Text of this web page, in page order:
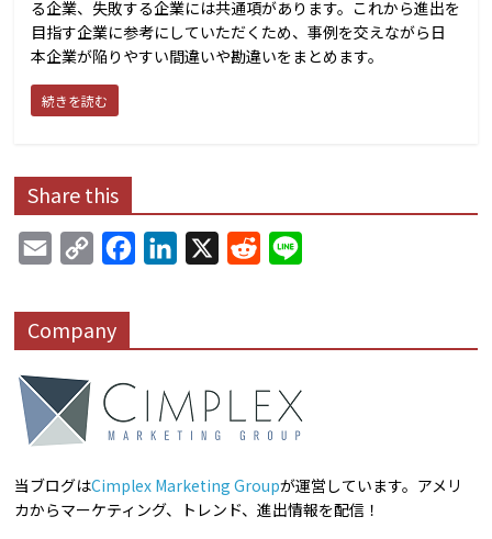
る企業、失敗する企業には共通項があります。これから進出を
目指す企業に参考にしていただくため、事例を交えながら日
本企業が陥りやすい間違いや勘違いをまとめます。
続きを読む
Share this
a
i
l
p
y
k
e
b
o
o
k
k
d
I
n
d
t
e
Company
当ブログはCimplex Marketing Groupが運営しています。アメリ
カからマーケティング、トレンド、進出情報を配信！